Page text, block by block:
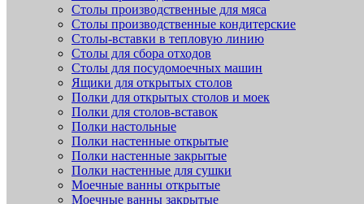
Столы производственные для мяса
Столы производственные кондитерские
Столы-вставки в тепловую линию
Столы для сбора отходов
Столы для посудомоечных машин
Ящики для открытых столов
Полки для открытых столов и моек
Полки для столов-вставок
Полки настольные
Полки настенные открытые
Полки настенные закрытые
Полки настенные для сушки
Моечные ванны открытые
Моечные ванны закрытые